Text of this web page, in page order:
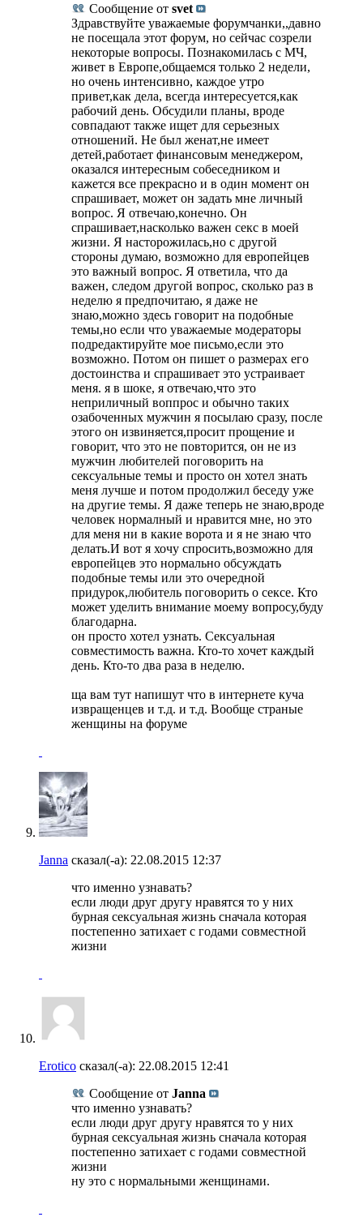
Сообщение от svet
Здравствуйте уважаемые форумчанки,,давно
не посещала этот форум, но сейчас созрели
некоторые вопросы. Познакомилась с МЧ,
живет в Европе,общаемся только 2 недели,
но очень интенсивно, каждое утро
привет,как дела, всегда интересуется,как
рабочий день. Обсудили планы, вроде
совпадают также ищет для серьезных
отношений. Не был женат,не имеет
детей,работает финансовым менеджером,
оказался интересным собеседником и
кажется все прекрасно и в один момент он
спрашивает, может он задать мне личный
вопрос. Я отвечаю,конечно. Он
спрашивает,насколько важен секс в моей
жизни. Я насторожилась,но с другой
стороны думаю, возможно для европейцев
это важный вопрос. Я ответила, что да
важен, следом другой вопрос, сколько раз в
неделю я предпочитаю, я даже не
знаю,можно здесь говорит на подобные
темы,но если что уважаемые модераторы
подредактируйте мое письмо,если это
возможно. Потом он пишет о размерах его
достоинства и спрашивает это устраивает
меня. я в шоке, я отвечаю,что это
неприличный воппрос и обычно таких
озабоченных мужчин я посылаю сразу, после
этого он извиняется,просит прощение и
говорит, что это не повторится, он не из
мужчин любителей поговорить на
сексуальные темы и просто он хотел знать
меня лучше и потом продолжил беседу уже
на другие темы. Я даже теперь не знаю,вроде
человек нормалный и нравится мне, но это
для меня ни в какие ворота и я не знаю что
делать.И вот я хочу спросить,возможно для
европейцев это нормально обсуждать
подобные темы или это очередной
придурок,любитель поговорить о сексе. Кто
может уделить внимание моему вопросу,буду
благодарна.
он просто хотел узнать. Сексуальная
совместимость важна. Кто-то хочет каждый
день. Кто-то два раза в неделю.
ща вам тут напишут что в интернете куча
извращенцев и т.д. и т.д. Вообще страные
женщины на форуме
Janna сказал(-а): 22.08.2015 12:37
что именно узнавать?
если люди друг другу нравятся то у них
бурная сексуальная жизнь сначала которая
постепенно затихает с годами совместной
жизни
Erotico сказал(-а): 22.08.2015 12:41
Сообщение от Janna
что именно узнавать?
если люди друг другу нравятся то у них
бурная сексуальная жизнь сначала которая
постепенно затихает с годами совместной
жизни
ну это с нормальными женщинами.